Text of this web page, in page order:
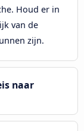
Houd er in
van de
zijn.
naar